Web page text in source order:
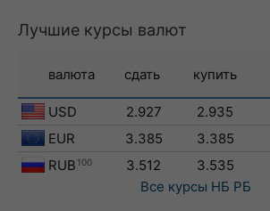
Лучшие курсы валют
валюта сдать купить
USD 2.927 2.935
EUR
3.385 3.385
RUB 100 3.512 3.535
Все курсы НБ РБ